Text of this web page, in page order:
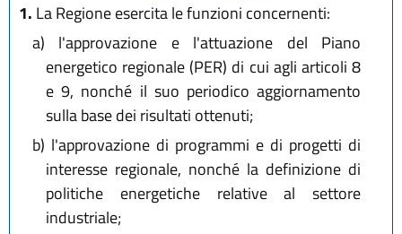
1. La Regione esercita le funzioni concernenti:
a) l'approvazione e l'attuazione del Piano
energetico regionale (PER) di cui agli articoli 8
e 9, nonché il suo periodico aggiornamento
sulla base dei risultati ottenuti;
b) l'approvazione di programmi e di progetti di
interesse regionale, nonché la definizione di
politiche energetiche relative al settore
industriale;